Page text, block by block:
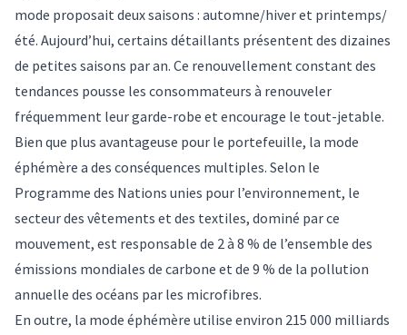
mode proposait deux saisons : automne/hiver et printemps/
été. Aujourd’hui, certains détaillants présentent des dizaines
de petites saisons par an. Ce renouvellement constant des
tendances pousse les consommateurs à renouveler
fréquemment leur garde-robe et encourage le tout-jetable.
Bien que plus avantageuse pour le portefeuille, la mode
éphémère a des conséquences multiples. Selon le
Programme des Nations unies pour l’environnement, le
secteur des vêtements et des textiles, dominé par ce
mouvement, est responsable de 2 à 8 % de l’ensemble des
émissions mondiales de carbone et de 9 % de la pollution
annuelle des océans par les microfibres.
En outre, la mode éphémère utilise environ 215 000 milliards